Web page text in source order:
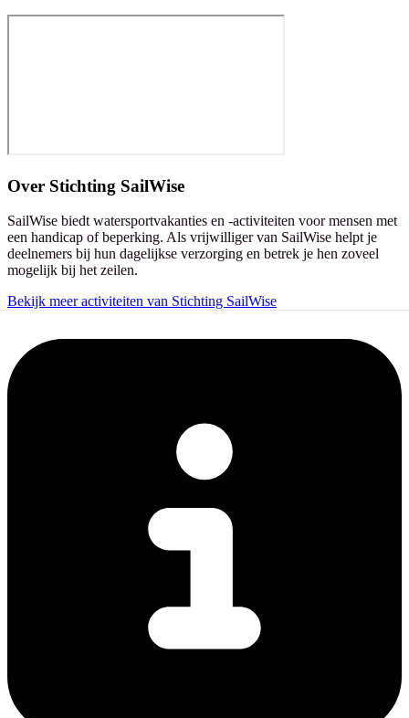
Over Stichting SailWise
SailWise biedt watersportvakanties en -activiteiten voor mensen met
een handicap of beperking. Als vrijwilliger van SailWise helpt je
deelnemers bij hun dagelijkse verzorging en betrek je hen zoveel
mogelijk bij het zeilen.
Bekijk meer activiteiten van Stichting SailWise